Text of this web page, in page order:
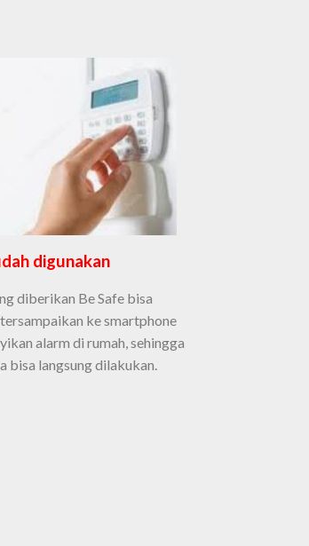
digunakan
diberikan Be Safe bisa
ke smartphone
alarm di rumah, sehingga
bisa langsung dilakukan.